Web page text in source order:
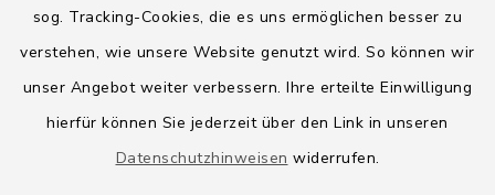
sog. Tracking-Cookies, die es uns ermöglichen besser zu
verstehen, wie unsere Website genutzt wird. So können wir
unser Angebot weiter verbessern. Ihre erteilte Einwilligung
hierfür können Sie jederzeit über den Link in unseren
Datenschutzhinweisen widerrufen.
Quicklinks
Amt Boostedt-Rickling
Amtsbroschüre